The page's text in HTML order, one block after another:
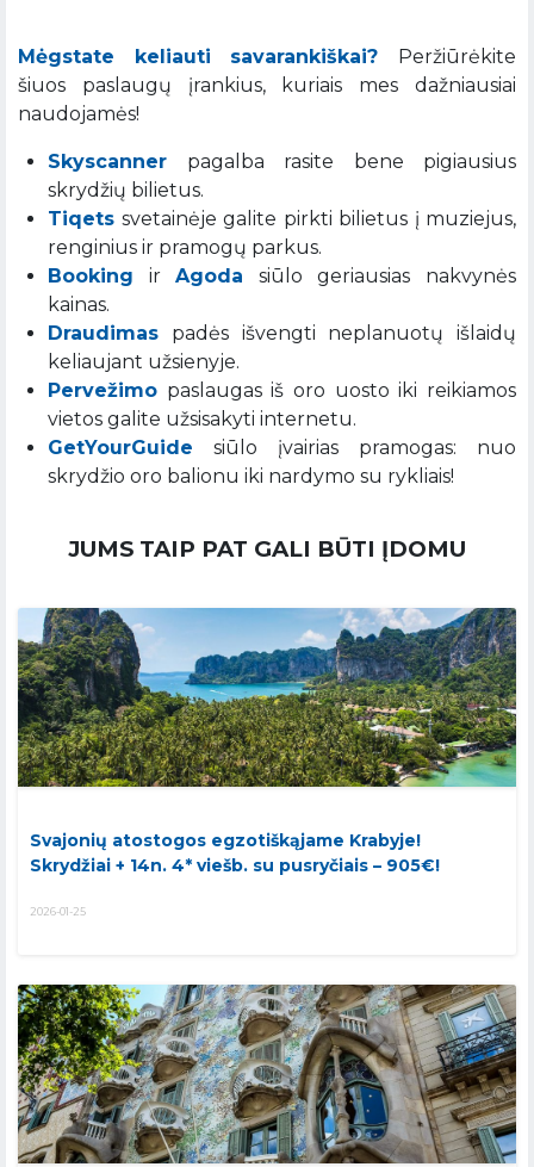
Mėgstate keliauti savarankiškai?
Peržiūrėkite
šiuos paslaugų įrankius, kuriais mes dažniausiai
naudojamės!
Skyscanner pagalba rasite bene pigiausius
skrydžių bilietus.
Tiqets svetainėje galite pirkti bilietus į muziejus,
renginius ir pramogų parkus.
Booking irAgoda siūlo geriausias nakvynės
kainas.
Draudimas padės išvengti neplanuotų išlaidų
keliaujant užsienyje.
Pervežimo paslaugas iš oro uosto iki reikiamos
vietos galite užsisakyti internetu.
GetYourGuide siūlo įvairias pramogas: nuo
skrydžio oro balionu iki nardymo su rykliais!
JUMS TAIP PAT GALI BŪTI ĮDOMU
Svajonių atostogos egzotiškąjame Krabyje!
Skrydžiai + 14n. 4* viešb. su pusryčiais – 905€!
2026-01-25